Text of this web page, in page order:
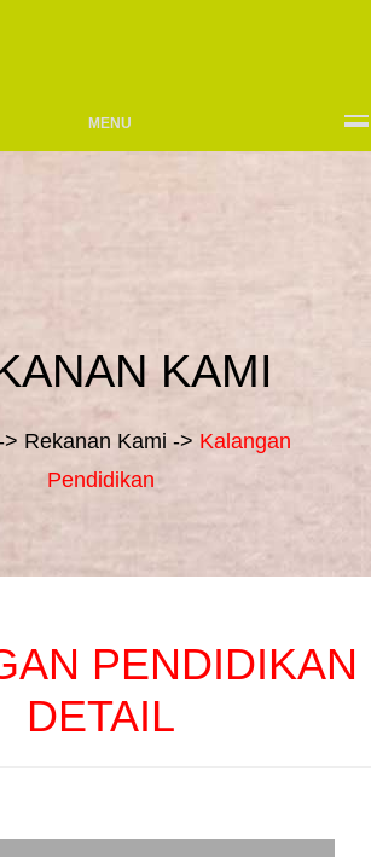
MENU
KAMI
Rekanan Kami -> Kalangan
Pendidikan
PENDIDIKAN
DETAIL